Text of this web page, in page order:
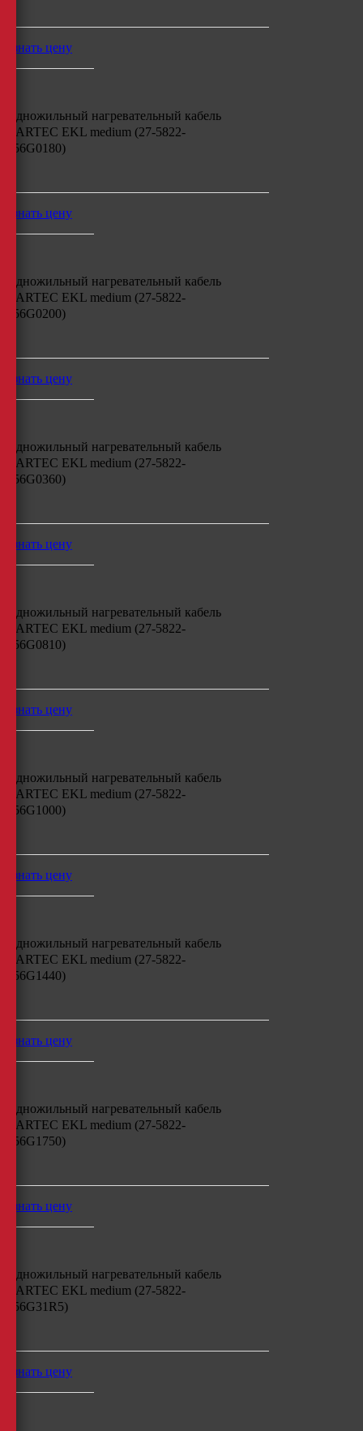
узнать цену
Одножильный нагревательный кабель
BARTEC EKL medium (27-5822-
756G0180)
узнать цену
Одножильный нагревательный кабель
BARTEC EKL medium (27-5822-
756G0200)
узнать цену
Одножильный нагревательный кабель
BARTEC EKL medium (27-5822-
756G0360)
узнать цену
Одножильный нагревательный кабель
BARTEC EKL medium (27-5822-
756G0810)
узнать цену
Одножильный нагревательный кабель
BARTEC EKL medium (27-5822-
756G1000)
узнать цену
Одножильный нагревательный кабель
BARTEC EKL medium (27-5822-
756G1440)
узнать цену
Одножильный нагревательный кабель
BARTEC EKL medium (27-5822-
756G1750)
узнать цену
Одножильный нагревательный кабель
BARTEC EKL medium (27-5822-
756G31R5)
узнать цену